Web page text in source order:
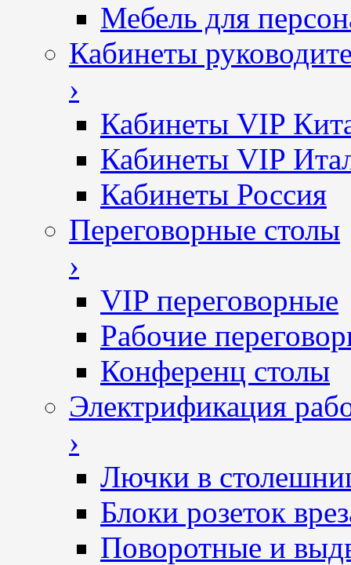
Мебель для
Кабинеты
›
Кабинеты VIP
Кабинеты VIP
Кабинеты Россия
Переговорные столы
›
VIP переговорные
Рабочие
Конференц столы
Электрификация
›
Лючки в
Блоки розеток
Поворотные и